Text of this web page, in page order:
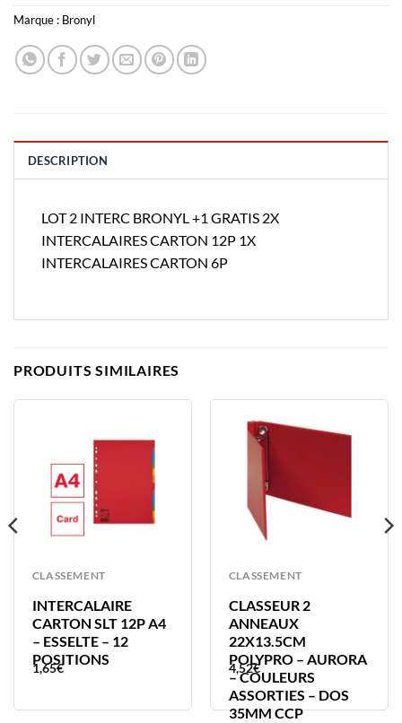
Marque : Bronyl
DESCRIPTION
LOT 2 INTERC BRONYL +1 GRATIS 2X
INTERCALAIRES CARTON 12P 1X
INTERCALAIRES CARTON 6P
PRODUITS SIMILAIRES
CLASSEMENT
INTERCALAIRE
CARTON SLT 12P A4
– ESSELTE – 12
POSITIONS
1,65€
CLASSEMENT
CLASSEUR 2
ANNEAUX
22X13.5CM
POLYPRO – AURORA
– COULEURS
ASSORTIES – DOS
35MM CCP
4,52€